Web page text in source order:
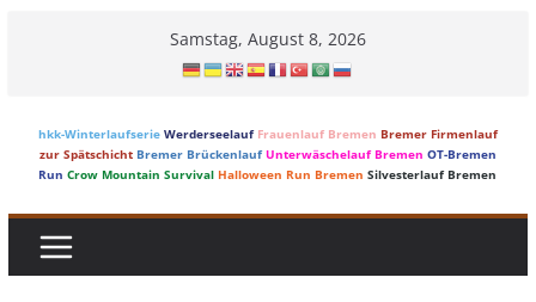
Samstag, August 8, 2026
hkk-Winterlaufserie Werderseelauf Frauenlauf Bremen Bremer Firmenlauf
zur Spätschicht Bremer Brückenlauf Unterwäschelauf Bremen OT-Bremen
Run Crow Mountain Survival Halloween Run Bremen Silvesterlauf Bremen